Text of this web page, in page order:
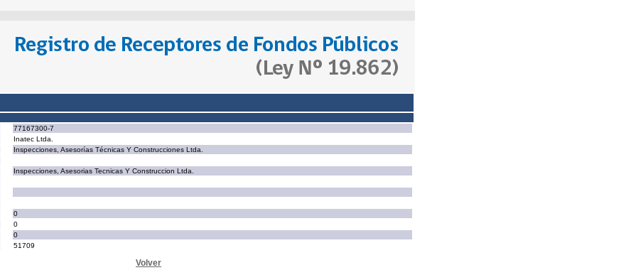
77167300-7
Inatec Ltda.
Inspecciones, Asesorías Técnicas Y Construcciones Ltda.
Inspecciones, Asesorias Tecnicas Y Construccion Ltda.
0
0
0
51709
Volver